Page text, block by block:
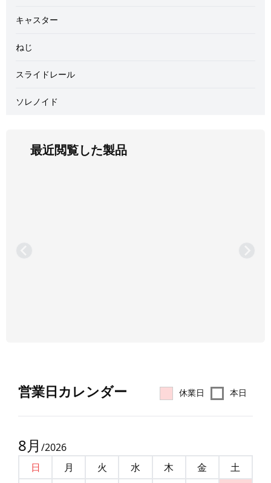
キャスター
ねじ
スライドレール
ソレノイド
最近閲覧した製品
営業⽇カレンダー 休業日 本日
8月 /2026
日
月 火 水 木 金 土